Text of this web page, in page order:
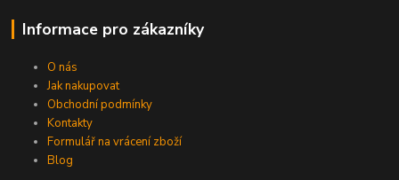
Informace pro zákazníky
O nás
Jak nakupovat
Obchodní podmínky
Kontakty
Formulář na vrácení zboží
Blog